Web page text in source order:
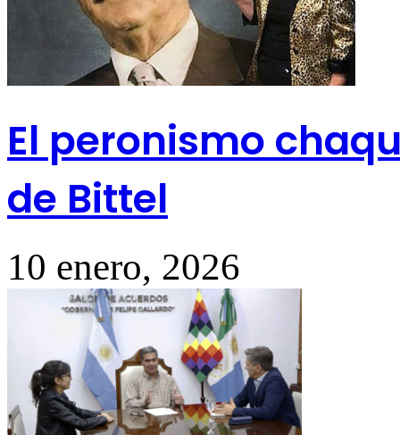
El peronismo
de Bittel
10 enero, 2026